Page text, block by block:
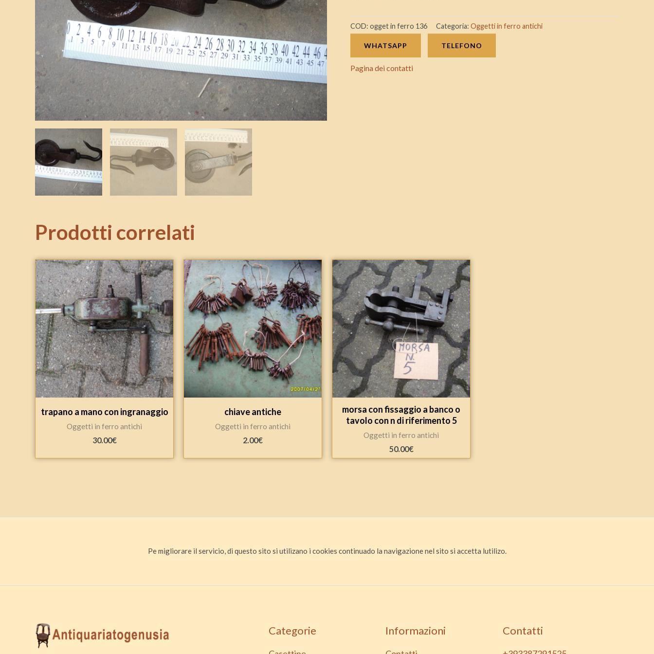
COD: ogget in ferro 136 Categoria: Oggetti in ferro antichi
WHATSAPP TELEFONO
Pagina dei contatti
Prodotti correlati
trapano a mano con ingranaggio
Oggetti in ferro antichi
30.00€
chiave antiche
Oggetti in ferro antichi
2.00€
morsa con fissaggio a banco o
tavolo con n di riferimento 5
Oggetti in ferro antichi
50.00€
Pe migliorare il servicio, di questo sito si utilizano i cookies continuado la navigazione nel sito si accetta lutilizo.
Categorie Informazioni Contatti